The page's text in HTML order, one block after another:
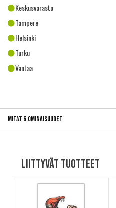
Keskusvarasto
Tampere
Helsinki
Turku
Vantaa
Mitat & ominaisuudet
Liittyvät tuotteet